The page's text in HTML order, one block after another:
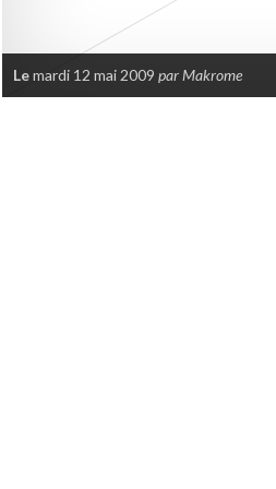
Lemardi 12 mai 2009 par Makrome